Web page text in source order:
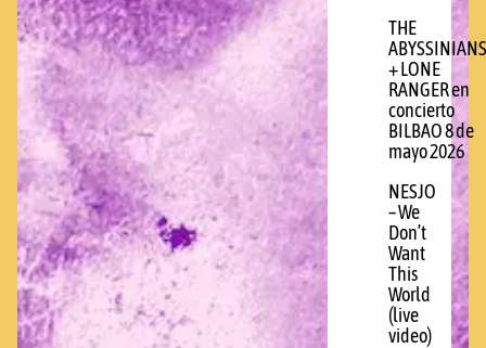
THE
ABYSSINIANS
+ LONE
RANGER en
concierto
BILBAO 8 de
mayo 2026
NESJO
– We
Don’t
Want
This
World
(live
video)